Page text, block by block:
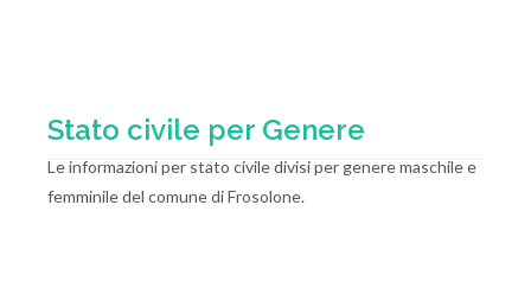
Stato civile per Genere
Le informazioni per stato civile divisi per genere maschile e
femminile del comune di Frosolone.